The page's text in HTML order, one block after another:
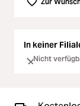
In keiner
Nicht